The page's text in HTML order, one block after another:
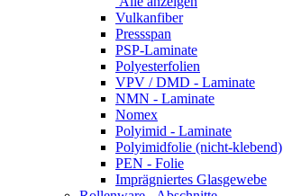
Vulkanfiber
Pressspan
PSP-Laminate
Polyesterfolien
VPV / DMD - Laminate
NMN - Laminate
Nomex
Polyimid - Laminate
Polyimidfolie (nicht-klebend)
PEN - Folie
Imprägniertes Glasgewebe